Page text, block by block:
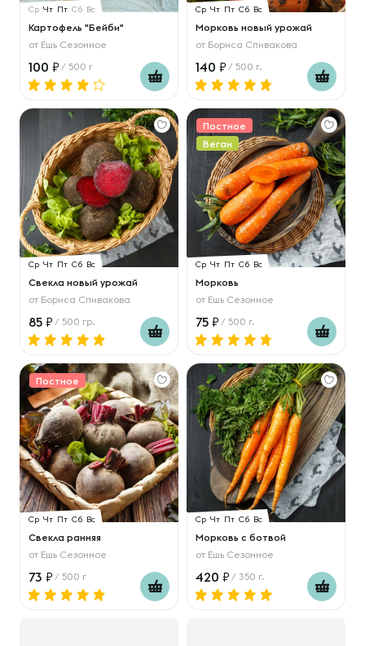
Ср Чт Пт Сб Вс
Картофель "Бейби"
от Ешь Сезонное
100 / 500 г
Ср Чт Пт Сб Вс
Морковь новый урожай
от Бориса Спивакова
140 / 500 г.
Ср Чт Пт Сб Вс
Свекла новый урожай
от Бориса Спивакова
85 / 500 гр.
Постное
Веган
Ср Чт Пт Сб Вс
Морковь
от Ешь Сезонное
75 / 500 г.
Постное
Ср Чт Пт Сб Вс
Свекла ранняя
от Ешь Сезонное
73 / 500 г
Ср Чт Пт Сб Вс
Морковь с ботвой
от Ешь Сезонное
420 / 350 г.